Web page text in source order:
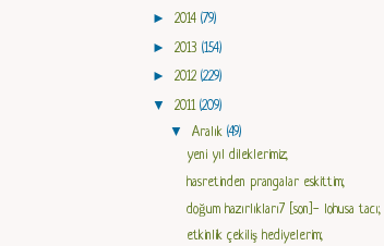
► 2014 (79)
► 2013 (154)
► 2012 (229)
▼ 2011 (209)
▼ Aralık (49)
yeni yıl dileklerimiz;
hasretinden prangalar eskittim;
doğum hazırlıkları7 [son]- lohusa tacı;
etkinlik çekiliş hediyelerim;